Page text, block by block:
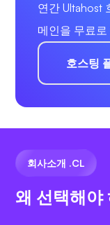
연간 Ultahost
메인을 무료
호스팅
회사소개 .CL
왜 선택해야